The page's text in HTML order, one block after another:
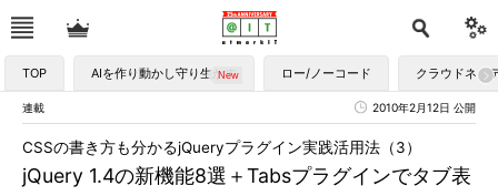
TOP AIを作り動かし守り生かす ロー/ノーコード クラウドネイ
連載 2010年2月12日 公開
jQuery 1.4の新機能8選＋Tabsプラグインでタブ表
CSSの書き方も分かるjQueryプラグイン実践活用法（3）